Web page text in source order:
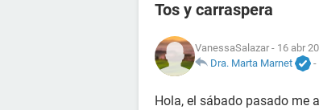
Tos y carraspera
VanessaSalazar - 16 abr
Dra. Marta Marnet
-
Hola, el sábado pasado me